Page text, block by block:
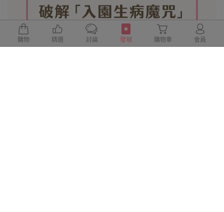
購物 精選 討論 發現 購物車 會員